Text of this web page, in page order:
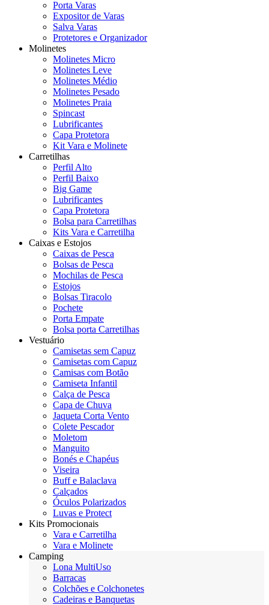
Porta Varas
Expositor de Varas
Salva Varas
Protetores e Organizador
Molinetes
Molinetes Micro
Molinetes Leve
Molinetes Médio
Molinetes Pesado
Molinetes Praia
Spincast
Lubrificantes
Capa Protetora
Kit Vara e Molinete
Carretilhas
Perfil Alto
Perfil Baixo
Big Game
Lubrificantes
Capa Protetora
Bolsa para Carretilhas
Kits Vara e Carretilha
Caixas e Estojos
Caixas de Pesca
Bolsas de Pesca
Mochilas de Pesca
Estojos
Bolsas Tiracolo
Pochete
Porta Empate
Bolsa porta Carretilhas
Vestuário
Camisetas sem Capuz
Camisetas com Capuz
Camisas com Botão
Camiseta Infantil
Calça de Pesca
Capa de Chuva
Jaqueta Corta Vento
Colete Pescador
Moletom
Manguito
Bonés e Chapéus
Viseira
Buff e Balaclava
Calçados
Óculos Polarizados
Luvas e Protect
Kits Promocionais
Vara e Carretilha
Vara e Molinete
Camping
Lona MultiUso
Barracas
Colchões e Colchonetes
Cadeiras e Banquetas